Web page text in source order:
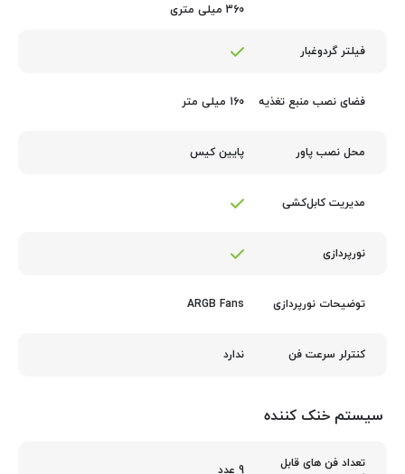
360 میلی متری
فیلتر گردوغبار
فضای نصب منبع تغذیه 160 میلی متر
محل نصب پاور پایین کیس
مدیریت کابل‌کشی
نورپردازی
توضیحات نورپردازی ARGB Fans
کنترلر سرعت فن ندارد
سیستم خنک کننده
تعداد فن های قابل
9 عدد